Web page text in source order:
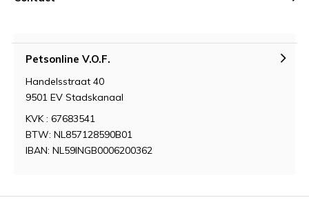
Petsonline V.O.F.
Handelsstraat 40
9501 EV Stadskanaal
KVK : 67683541
BTW: NL857128590B01
IBAN: NL59INGB0006200362